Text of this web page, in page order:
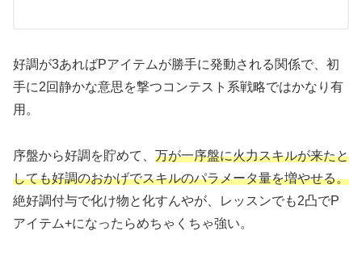
好調が3あればPアイテムが勝手に発動される関係で、初
手に2回静かな意思を撃つコンテスト系戦略ではかなり有
用。
序盤から好調を貯めて、 万が一序盤に火力スキルが来たと
しても好調のおかげでスキルのパラメータ量を増やせる。
絶好調付与で化け物と化すんやが、レッスンでも2凸でP
アイテム+になったらめちゃくちゃ強い。